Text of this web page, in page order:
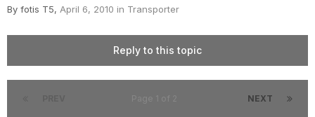
By fotis T5, April 6, 2010 in Transporter
Reply to this topic
NEXT